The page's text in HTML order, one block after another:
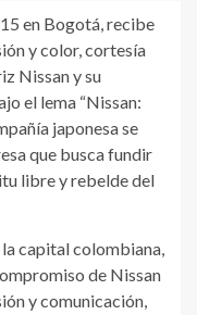
en Bogotá, recibe
y color, cortesía
Nissan y su
el lema “Nissan:
japonesa se
que busca fundir
libre y rebelde del
la capital colombiana,
de Nissan
y comunicación,